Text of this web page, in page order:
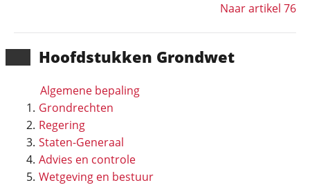
Hoofd­stukken Grondwet
Algemene bepaling
Grondrechten
Regering
Staten-Generaal
Advies en controle
Wetgeving en bestuur
Naar artikel 76